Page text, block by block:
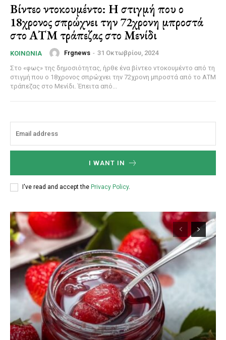
Βίντεο ντοκουμέντο: Η στιγμή που ο
18χρονος σπρώχνει την 72χρονη μπροστά
στο ΑΤΜ τράπεζας στο Μενίδι
ΚΟΙΝΩΝΊΑ Frgnews - 31 Οκτωβρίου, 2024
Στο «φως» της δημοσιότητας, ήρθε ένα βίντεο ντοκουμέντο από τη
στιγμή που ο 18χρονος σπρώχνει την 72χρονη μπροστά από το ΑΤΜ
τράπεζας στο Μενίδι. Έπειτα από...
I WANT IN
I've read and accept the Privacy Policy.